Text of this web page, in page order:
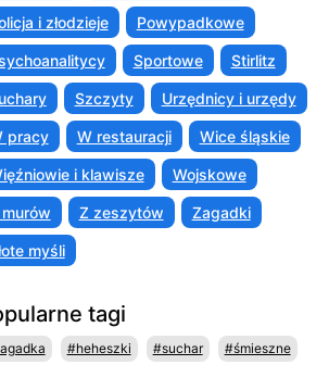
i złodzieje Powypadkowe
Sportowe Stirlitz
Szczyty Urzędnicy i urzędy
pracy W restauracji Wice śląskie
i klawisze Wojskowe
Z zeszytów Zagadki
myśli
tagi
#heheszki #suchar #śmieszne